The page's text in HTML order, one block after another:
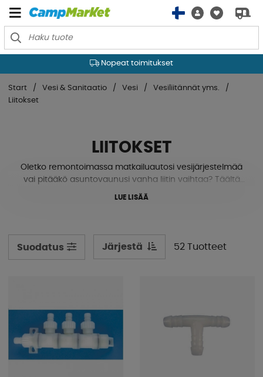
Nopeat toimitukset
Start Vesi & Sanitaatio Vesi
Vesiliitännät yms.
Liitokset
LIITOKSET
Oletko remontoimassa matkailuautosi vesijärjestelmää
vai pitääkö asuntovaunusi vanha liitin vaihtaa? Täältä
löydät pienennysliitokset, putket, kulmaliitokset,
LUE LISÄÄ
Suodatus Järjestä 52 Tuotteet